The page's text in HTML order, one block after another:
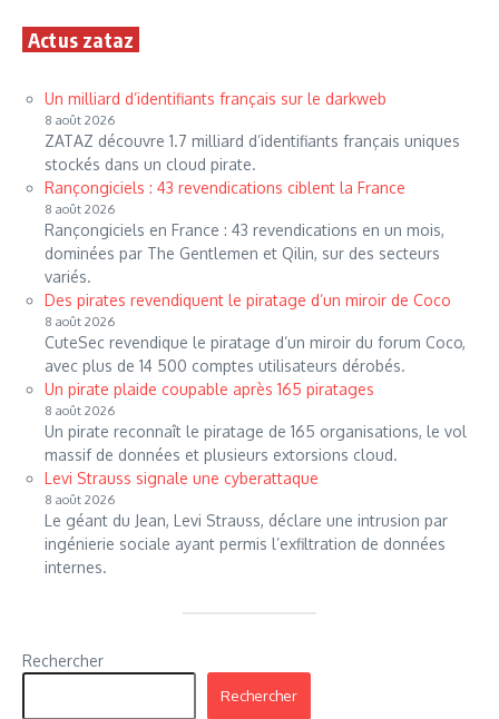
Actus zataz
Un milliard d’identifiants français sur le darkweb
8 août 2026
ZATAZ découvre 1.7 milliard d’identifiants français uniques
stockés dans un cloud pirate.
Rançongiciels : 43 revendications ciblent la France
8 août 2026
Rançongiciels en France : 43 revendications en un mois,
dominées par The Gentlemen et Qilin, sur des secteurs
variés.
Des pirates revendiquent le piratage d’un miroir de Coco
8 août 2026
CuteSec revendique le piratage d’un miroir du forum Coco,
avec plus de 14 500 comptes utilisateurs dérobés.
Un pirate plaide coupable après 165 piratages
8 août 2026
Un pirate reconnaît le piratage de 165 organisations, le vol
massif de données et plusieurs extorsions cloud.
Levi Strauss signale une cyberattaque
8 août 2026
Le géant du Jean, Levi Strauss, déclare une intrusion par
ingénierie sociale ayant permis l’exfiltration de données
internes.
Rechercher
Rechercher